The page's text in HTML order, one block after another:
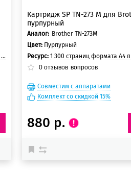
Картридж SP TN-273 M для
пурпурный
Аналог: Brother TN-273M
Цвет: Пурпурный
Ресурс: 1 300 страниц формата А4 при 5%
0 отзывов вопросов
Совместим с аппаратами
Комплект со скидкой 15%
880 р.